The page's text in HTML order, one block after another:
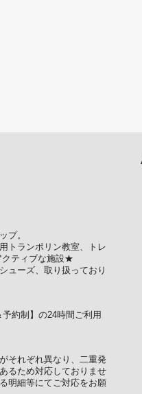
プ。
トランポリン教室、トレ
クティブな施設★
ューズ、取り扱っており
約制】の24時間ご利用
それぞれ異なり、二重発
るため対応しておりませ
明細等にてご対応をお願